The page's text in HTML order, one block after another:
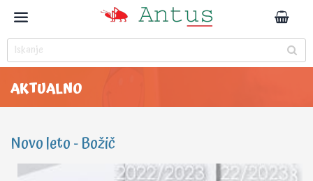
AKTUALNO
Novo leto - Božič